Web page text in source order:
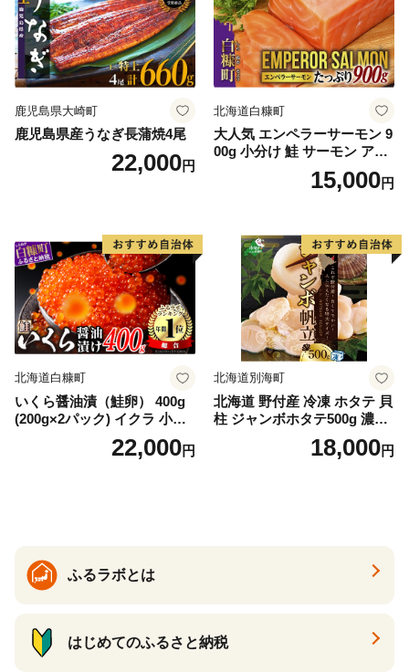
鹿児島県大崎町
鹿児島県産うなぎ長蒲焼4尾
22,000円
北海道白糠町
大人気 エンペラーサーモン 9
00g 小分け 鮭 サーモン アト
ランティックサーモン 水産
庁長官賞 受賞 さけ シャケ し
満足 美味しい 贈答 生食用 刺
身 お刺身 刺し身 魚介類 海鮮
冷凍 厚切り 薄切り ふるさと
納税 ふるさとチョイス チョ
イス 北海道 白糠町
15,000円
北海道白糠町
いくら醤油漬（鮭卵） 400g
(200g×2パック) イクラ 小分
け いくら醤油漬 鮭いくら い
くら醤油漬け 鮭 鮭卵 ikura
22,000円
北海道別海町
北海道 野付産 冷凍 ホタテ 貝
柱 ジャンボホタテ500g 濃厚
な旨味と甘み （ほたて ホタ
テ 帆立 貝柱 ホタテ貝柱 大玉
18,000円
ふるラボとは
はじめてのふるさと納税